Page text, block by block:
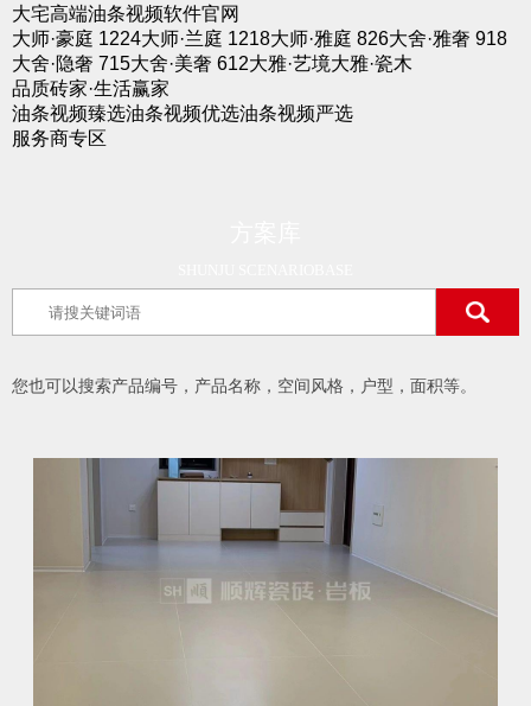
大宅高端油条视频软件官网
大师·豪庭 1224大师·兰庭 1218大师·雅庭 826大舍·雅奢 918
大舍·隐奢 715大舍·美奢 612大雅·艺境大雅·瓷木
品质砖家·生活赢家
油条视频臻选油条视频优选油条视频严选
服务商专区
您也可以搜索产品编号，产品名称，空间风格，户型，面积等。